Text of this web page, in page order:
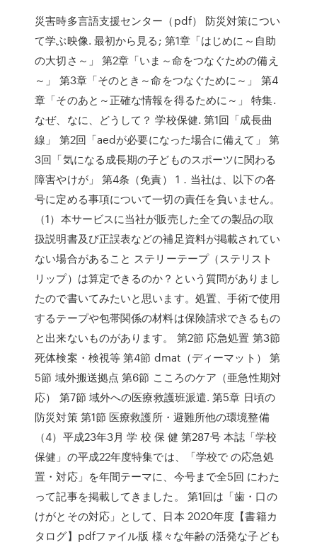
災害時多言語支援センター（pdf） 防災対策につい
て学ぶ映像. 最初から見る; 第1章「はじめに～自助
の大切さ～」 第2章「いま～命をつなぐための備え
～」 第3章「そのとき～命をつなぐために～」 第4
章「そのあと～正確な情報を得るために～」 特集.
なぜ、なに、どうして？ 学校保健. 第1回「成長曲
線」 第2回「aedが必要になった場合に備えて」 第
3回「気になる成長期の子どものスポーツに関わる
障害やけが」 第4条（免責） 1．当社は、以下の各
号に定める事項について一切の責任を負いません。
（1）本サービスに当社が販売した全ての製品の取
扱説明書及び正誤表などの補足資料が掲載されてい
ない場合があること ステリーテープ（ステリスト
リップ）は算定できるのか？という質問がありまし
たので書いてみたいと思います。処置、手術で使用
するテープや包帯関係の材料は保険請求できるもの
と出来ないものがあります。 第2節 応急処置 第3節
死体検案・検視等 第4節 dmat（ディーマット） 第
5節 域外搬送拠点 第6節 こころのケア（亜急性期対
応） 第7節 域外への医療救護班派遣. 第5章 日頃の
防災対策 第1節 医療救護所・避難所他の環境整備
（4）平成23年3月 学 校 保 健 第287号 本誌「学校
保健」の平成22年度特集では、「学校で の応急処
置・対応」を年間テーマに、今号まで全5回 にわた
って記事を掲載してきました。 第1回は「歯・口の
けがとその対応」として、日本 2020年度【書籍カ
タログ】pdfファイル版 様々な年齢の活発な子ども